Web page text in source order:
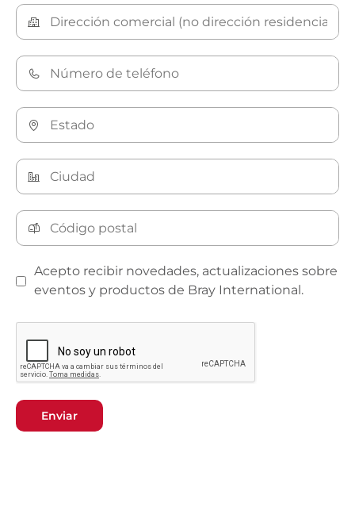
Acepto recibir novedades, actualizaciones sobre
eventos y productos de Bray International.
Enviar